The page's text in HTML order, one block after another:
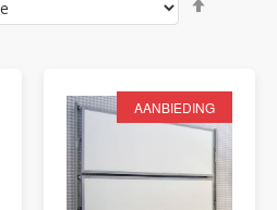
AANBIEDING